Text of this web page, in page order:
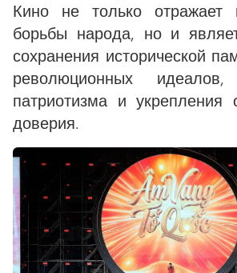
Кино не только отражает
борьбы народа, но и
сохранения исторической
революционных идеалов,
патриотизма и укрепления
доверия.